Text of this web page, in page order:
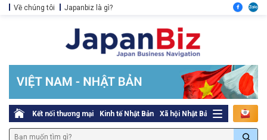
Về chúng tôi Japanbiz là gì?
Kết nối thương mại Kinh tế Nhật Bản Xã hội Nhật Bản Thủ tục pháp